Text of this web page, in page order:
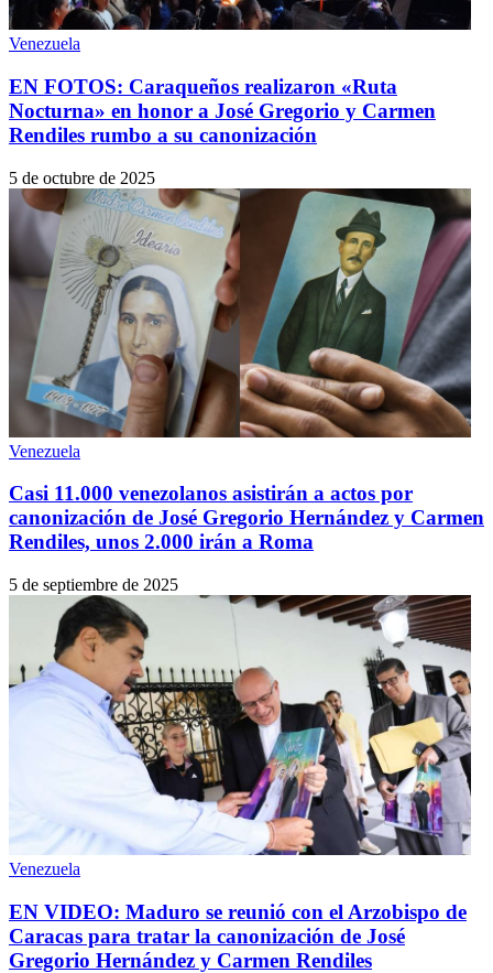
Venezuela
EN FOTOS: Caraqueños realizaron «Ruta
Nocturna» en honor a José Gregorio y Carmen
Rendiles rumbo a su canonización
5 de octubre de 2025
Venezuela
Casi 11.000 venezolanos asistirán a actos por
canonización de José Gregorio Hernández y Carmen
Rendiles, unos 2.000 irán a Roma
5 de septiembre de 2025
Venezuela
EN VIDEO: Maduro se reunió con el Arzobispo de
Caracas para tratar la canonización de José
Gregorio Hernández y Carmen Rendiles